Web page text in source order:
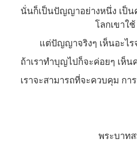
นั่นก็เป็นปัญญาอย่างหนึ่ง เป็น
โลกเขาใช้
แต่ปัญญาจริงๆ เห็นอะไร
ถ้าเราทำบุญไปก็จะค่อยๆ เห็
เราจะสามารถที่จะควบคุม กา
พระบาทส